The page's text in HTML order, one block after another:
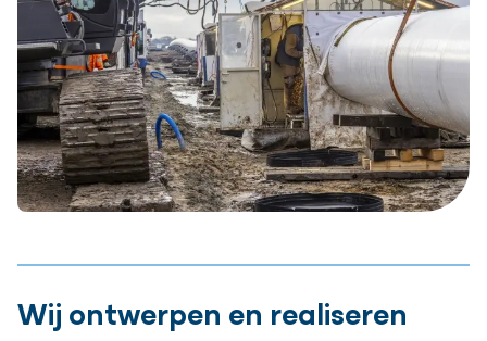
Wij ontwerpen en realiseren